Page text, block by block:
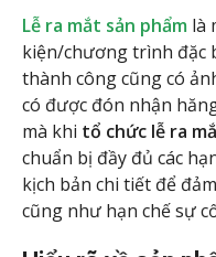
Lễ ra mắt sản phẩm là
kiện/chương trình đặc
thành công cũng có
có được đón nhận
mà khi tổ chức lễ ra
chuẩn bị đầy đủ các
kịch bản chi tiết để
cũng như hạn chế sự